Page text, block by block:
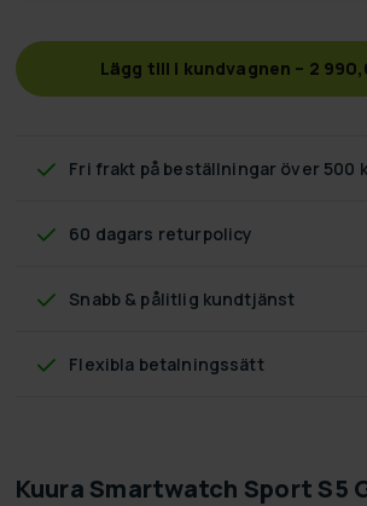
Lägg till i kundvagnen – 2
Fri frakt på beställningar över 500
60 dagars returpolicy
Snabb & pålitlig kundtjänst
Flexibla betalningssätt
Kuura Smartwatch Sport S5